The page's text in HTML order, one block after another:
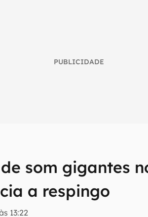
PUBLICIDADE
som gigantes
a respingo
13:22
do mundo tech!
e receba notícias e reviews sobre